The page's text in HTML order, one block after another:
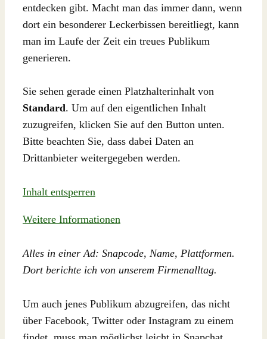
entdecken gibt. Macht man das immer dann, wenn
dort ein besonderer Leckerbissen bereitliegt, kann
man im Laufe der Zeit ein treues Publikum
generieren.
Sie sehen gerade einen Platzhalterinhalt von
Standard. Um auf den eigentlichen Inhalt
zuzugreifen, klicken Sie auf den Button unten.
Bitte beachten Sie, dass dabei Daten an
Drittanbieter weitergegeben werden.
Inhalt entsperren
Weitere Informationen
Alles in einer Ad: Snapcode, Name, Plattformen.
Dort berichte ich von unserem Firmenalltag.
Um auch jenes Publikum abzugreifen, das nicht
über Facebook, Twitter oder Instagram zu einem